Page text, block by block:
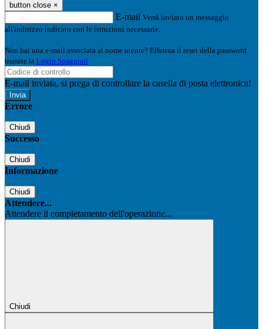
button close ×
E-mail Verrà inviato un messaggio
all'indirizzo indicato con le istruzioni necessarie.
Non hai una e-mail associata al nome utente? Effettua il reset della password
tramite la Login Spaggiari
E-mail inviata, si prega di controllare la casella di posta elettronica!
Errore
Chiudi
Successo
Chiudi
Informazione
Chiudi
Attendere...
Attendere il completamento dell'operazione...
Chiudi